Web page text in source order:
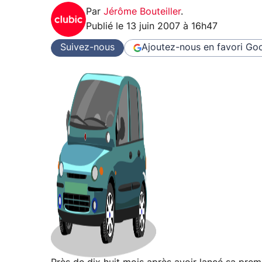
Par Jérôme Bouteiller.
Publié le 13 juin 2007 à 16h47
Suivez-nous Ajoutez-nous en favori